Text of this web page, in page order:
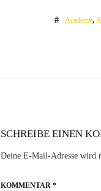
Academy,
SCHREIBE EINEN
Deine E-Mail-Adresse wird
KOMMENTAR *